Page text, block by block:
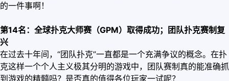
的一件事啊！
第14名：全球扑克大师赛（GPM）取得成功；团队扑克赛制复
兴
在过去十年间，“团队扑克”一直都是一个充满争议的概念。在扑
克这样一个个人主义极其分明的游戏中，团队赛制真的能准确抓
到游戏的精髓吗？是否真的值得各位玩家一试呢？